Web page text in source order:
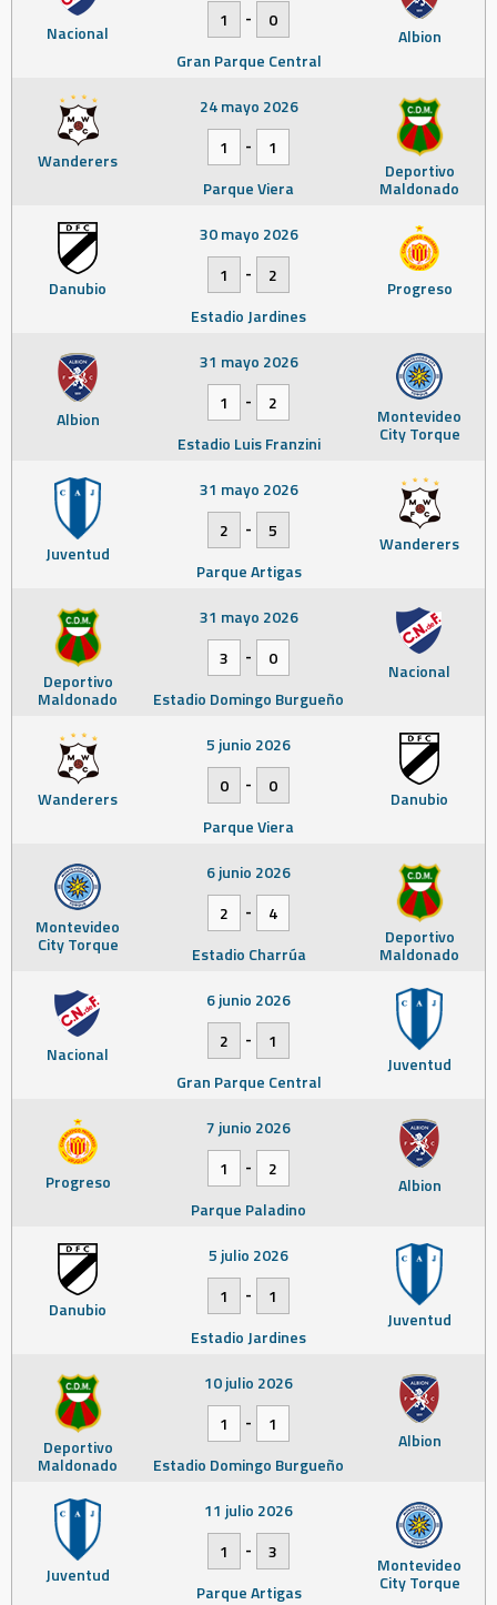
Nacional Albion
1
-
0
Gran Parque Central
Wanderers Deportivo
Maldonado
24 mayo 2026
1
-
1
Parque Viera
Danubio Progreso
30 mayo 2026
1
-
2
Estadio Jardines
Albion Montevideo
City Torque
31 mayo 2026
1
-
2
Estadio Luis Franzini
Juventud Wanderers
31 mayo 2026
2
-
5
Parque Artigas
Deportivo
Maldonado
Nacional
31 mayo 2026
3
-
0
Estadio Domingo Burgueño
Wanderers Danubio
5 junio 2026
0
-
0
Parque Viera
Montevideo
City Torque Deportivo
Maldonado
6 junio 2026
2
-
4
Estadio Charrúa
Nacional Juventud
6 junio 2026
2
-
1
Gran Parque Central
Progreso Albion
7 junio 2026
1
-
2
Parque Paladino
Danubio Juventud
5 julio 2026
1
-
1
Estadio Jardines
Deportivo
Maldonado
Albion
10 julio 2026
1
-
1
Estadio Domingo Burgueño
Juventud Montevideo
City Torque
11 julio 2026
1
-
3
Parque Artigas